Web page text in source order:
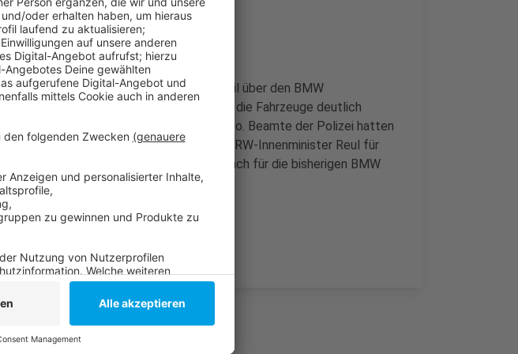
zu kleiner Kofferraum": Das Urteil über den BMW
Reihen der Polizei mäßig aus. Jetzt sind die Fahrzeuge deutlich
Familienvan S-Max, Mercedes den Bus Vito. Beamte der Polizei hatten
Knapp 120 Millionen Euro gibt NRW-Innenminister Reul für
aus. In Düsseldorf sollen sie nach und nach für die bisherigen BMW